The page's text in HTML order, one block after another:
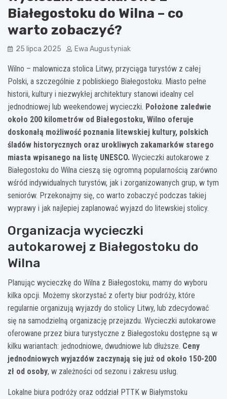
Białegostoku do Wilna – co
warto zobaczyć?
25 lipca 2025 Ewa Augustyniak
Wilno – malownicza stolica Litwy, przyciąga turystów z całej
Polski, a szczególnie z pobliskiego Białegostoku. Miasto pełne
historii, kultury i niezwykłej architektury stanowi idealny cel
jednodniowej lub weekendowej wycieczki. Położone zaledwie
około 200 kilometrów od Białegostoku, Wilno oferuje
doskonałą możliwość poznania litewskiej kultury, polskich
śladów historycznych oraz urokliwych zakamarków starego
miasta wpisanego na listę UNESCO. Wycieczki autokarowe z
Białegostoku do Wilna cieszą się ogromną popularnością zarówno
wśród indywidualnych turystów, jak i zorganizowanych grup, w tym
seniorów. Przekonajmy się, co warto zobaczyć podczas takiej
wyprawy i jak najlepiej zaplanować wyjazd do litewskiej stolicy.
Organizacja wycieczki
autokarowej z Białegostoku do
Wilna
Planując wycieczkę do Wilna z Białegostoku, mamy do wyboru
kilka opcji. Możemy skorzystać z oferty biur podróży, które
regularnie organizują wyjazdy do stolicy Litwy, lub zdecydować
się na samodzielną organizację przejazdu. Wycieczki autokarowe
oferowane przez biura turystyczne z Białegostoku dostępne są w
kilku wariantach: jednodniowe, dwudniowe lub dłuższe. Ceny
jednodniowych wyjazdów zaczynają się już od około 150-200
zł od osoby, w zależności od sezonu i zakresu usług.
Lokalne biura podróży oraz oddział PTTK w Białymstoku